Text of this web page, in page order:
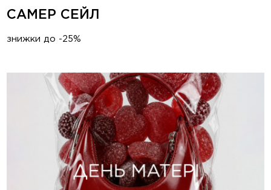
САМЕР СЕЙЛ
знижки до -25%